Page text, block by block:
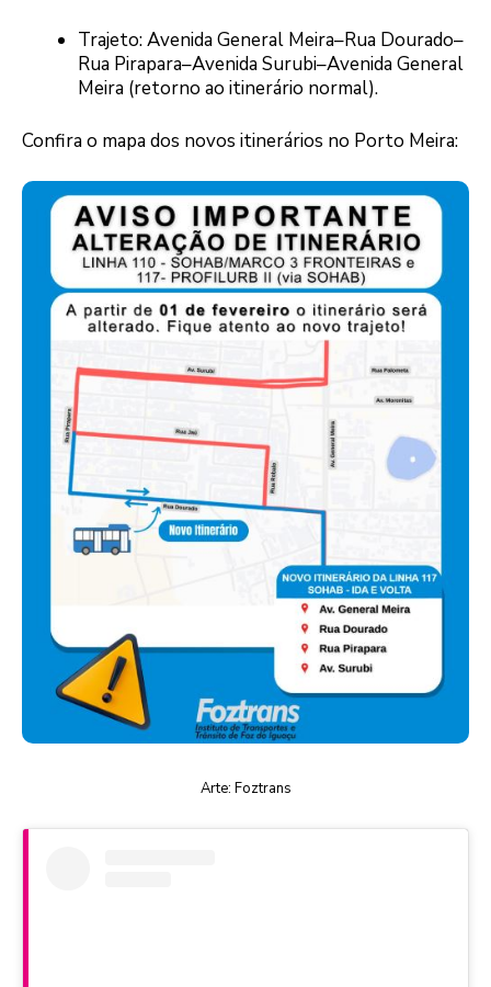
Trajeto: Avenida General Meira–Rua Dourado–
Rua Pirapara–Avenida Surubi–Avenida General
Meira (retorno ao itinerário normal).
Confira o mapa dos novos itinerários no Porto Meira:
Arte: Foztrans